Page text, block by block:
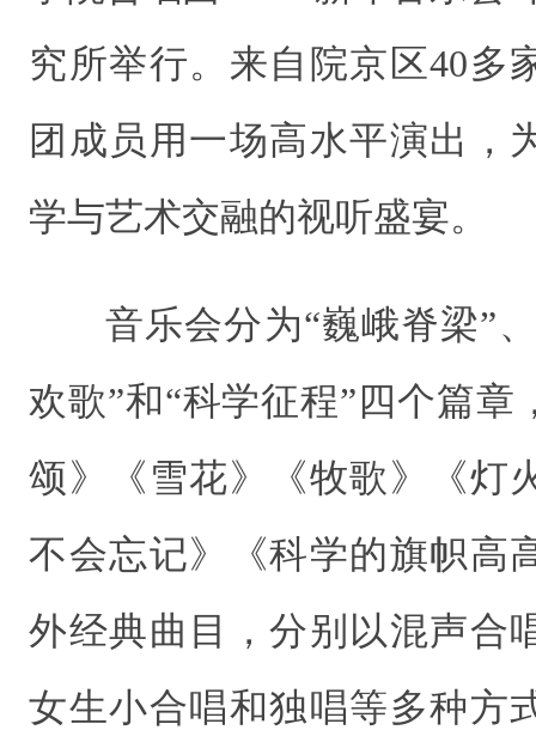
究所举行。来自院京区40多
团成员用一场高水平演出，
学与艺术交融的视听盛宴。
音乐会分为“巍峨脊梁”
欢歌”和“科学征程”四个篇
颂》《雪花》《牧歌》《灯
不会忘记》《科学的旗帜高
外经典曲目，分别以混声合
女生小合唱和独唱等多种方